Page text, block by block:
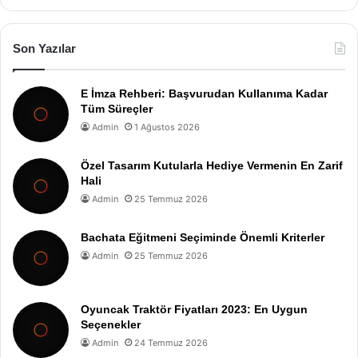
Son Yazılar
E İmza Rehberi: Başvurudan Kullanıma Kadar
Tüm Süreçler
Admin 1 Ağustos 2026
Özel Tasarım Kutularla Hediye Vermenin En Zarif
Hali
Admin 25 Temmuz 2026
Bachata Eğitmeni Seçiminde Önemli Kriterler
Admin 25 Temmuz 2026
Oyuncak Traktör Fiyatları 2023: En Uygun
Seçenekler
Admin 24 Temmuz 2026